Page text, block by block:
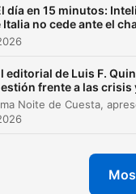
día en 15 minutos:
Italia no cede ante el
editorial de Luis F.
frente a las crisis